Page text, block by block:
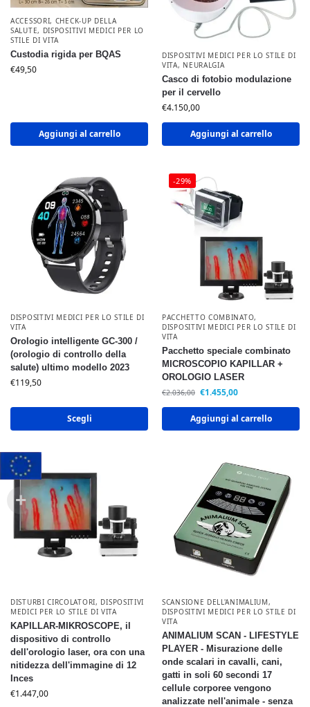
ACCESSORI, CHECK-UP DELLA
SALUTE, DISPOSITIVI MEDICI PER LO
STILE DI VITA
Custodia rigida per BQAS
€49,50
Aggiungi al carrello
DISPOSITIVI MEDICI PER LO STILE DI
VITA, NEURALGIA
Casco di fotobio modulazione
per il cervello
€4.150,00
Aggiungi al carrello
DISPOSITIVI MEDICI PER LO STILE DI
VITA
Orologio intelligente GC-300 /
(orologio di controllo della
salute) ultimo modello 2023
€119,50
Scegli
-29%
PACCHETTO COMBINATO,
DISPOSITIVI MEDICI PER LO STILE DI
VITA
Pacchetto speciale combinato
MICROSCOPIO KAPILLAR +
OROLOGIO LASER
€2.036,00 €1.455,00
Aggiungi al carrello
DISTURBI CIRCOLATORI, DISPOSITIVI
MEDICI PER LO STILE DI VITA
KAPILLAR-MIKROSCOPE, il
dispositivo di controllo
dell'orologio laser, ora con una
nitidezza dell'immagine di 12
Inces
€1.447,00
SCANSIONE DELL'ANIMALIUM,
DISPOSITIVI MEDICI PER LO STILE DI
VITA
ANIMALIUM SCAN - LIFESTYLE
PLAYER - Misurazione delle
onde scalari in cavalli, cani,
gatti in soli 60 secondi 17
cellule corporee vengono
analizzate nell'animale - senza